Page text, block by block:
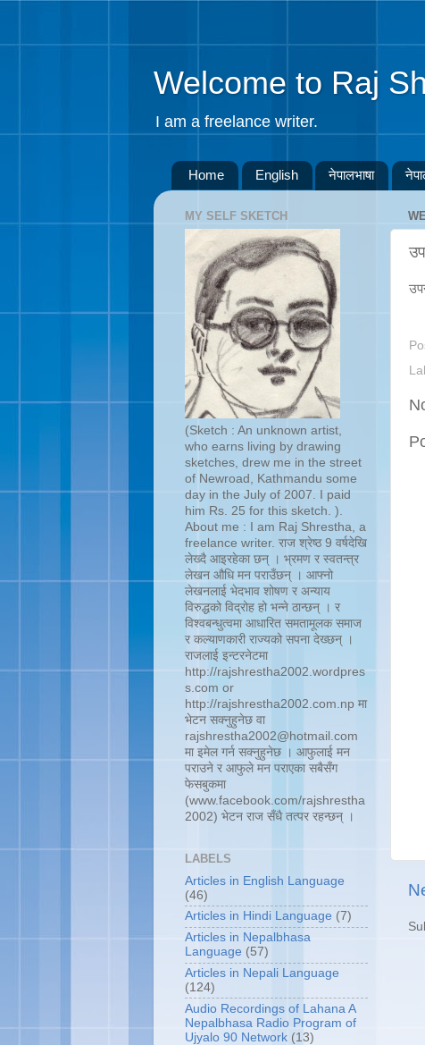
Welcome to Raj
I am a freelance writer.
Home English नेपालभाषा
MY SELF SKETCH
(Sketch : An unknown artist,
who earns living by drawing
sketches, drew me in the street
of Newroad, Kathmandu some
day in the July of 2007. I paid
him Rs. 25 for this sketch. ).
About me : I am Raj Shrestha, a
freelance writer. राज श्रेष्ठ 9 वर्षदेखि
लेख्दै आइरहेका छन् । भ्रमण र स्वतन्त्र
लेखन औधि मन पराउँछन् । आफ्नो
लेखनलाई भेदभाव शोषण र अन्याय
विरुद्धको विद्रोह हो भन्ने ठान्छन् । र
विश्वबन्धुत्वमा आधारित समतामूलक समाज
र कल्याणकारी राज्यको सपना देख्छन् ।
राजलाई इन्टरनेटमा
http://rajshrestha2002.wordpres
s.com or
http://rajshrestha2002.com.np मा
भेटन सक्नुहुनेछ वा
rajshrestha2002@hotmail.com
मा इमेल गर्न सक्नुहुनेछ । आफुलाई मन
पराउने र आफुले मन पराएका सबैसँग
फेसबुकमा
(www.facebook.com/rajshrestha
2002) भेटन राज सँधै तत्पर रहन्छन् ।
LABELS
Articles in English Language
(46)
Articles in Hindi Language (7)
Articles in Nepalbhasa
Language (57)
Articles in Nepali Language
(124)
Audio Recordings of Lahana A
Nepalbhasa Radio Program of
Ujyalo 90 Network (13)